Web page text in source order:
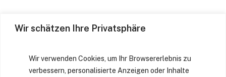
Wir schätzen Ihre Privatsphäre
Wir verwenden Cookies, um Ihr Browsererlebnis zu
verbessern, personalisierte Anzeigen oder Inhalte